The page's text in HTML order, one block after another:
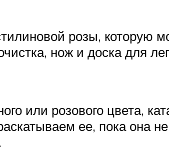
розы, которую
нож и доска для
или розового цвета,
ее, пока она